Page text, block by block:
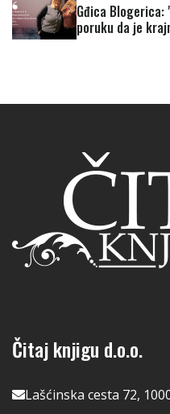
Gđica Blogerica:
poruku da je
Čitaj knjigu d.o.o.
Lašćinska cesta 72,